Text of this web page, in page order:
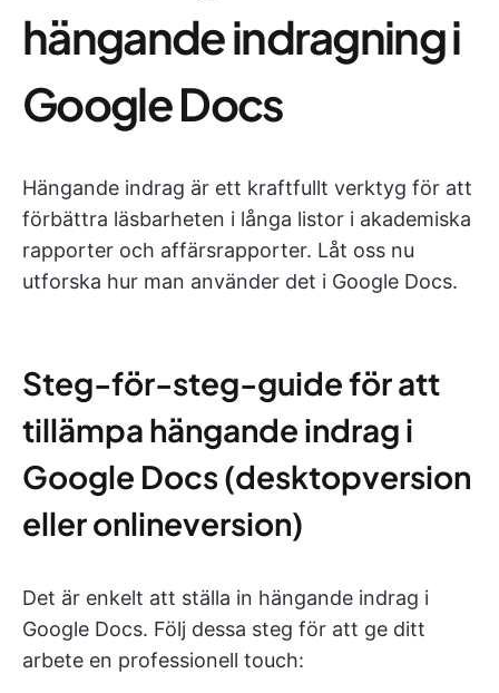
hängande indragning i
Google Docs
Hängande indrag är ett kraftfullt verktyg för att
förbättra läsbarheten i långa listor i akademiska
rapporter och affärsrapporter. Låt oss nu
utforska hur man använder det i Google Docs.
Steg-för-steg-guide för att
tillämpa hängande indrag i
Google Docs (desktopversion
eller onlineversion)
Det är enkelt att ställa in hängande indrag i
Google Docs. Följ dessa steg för att ge ditt
arbete en professionell touch: